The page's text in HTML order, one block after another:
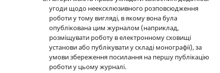
угоди щодо неексклюзивного розповсюдження
роботи у тому вигляді, в якому вона була
опублікована цим журналом (наприклад,
розміщувати роботу в електронному сховищі
установи або публікувати у складі монографії), за
умови збереження посилання на першу публікацію
роботи у цьому журналі.